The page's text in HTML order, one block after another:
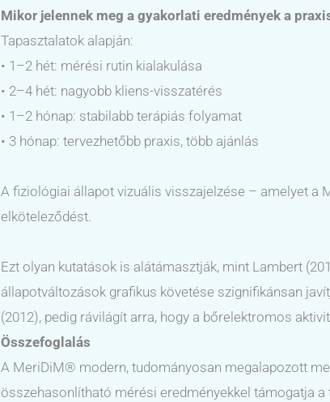
Mikor jelennek meg a gyakorlati eredmények a
Tapasztalatok alapján:
• 1–2 hét: mérési rutin kialakulása
• 2–4 hét: nagyobb kliens-visszatérés
• 1–2 hónap: stabilabb terápiás folyamat
• 3 hónap: tervezhetőbb praxis, több ajánlás
A fiziológiai állapot vizuális visszajelzése – amelyet
elköteleződést.
Ezt olyan kutatások is alátámasztják, mint Lambert
állapotváltozások grafikus követése szignifikánsan
(2012), pedig rávilágít arra, hogy a bőrelektromos
Összefoglalás
A MeriDiM® modern, tudományosan megalapozott
összehasonlítható mérési eredményekkel támogatja